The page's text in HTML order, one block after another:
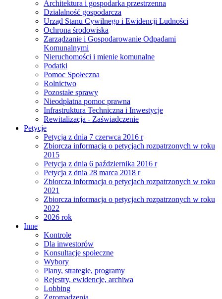
Architektura i gospodarka przestrzenna
Działalność gospodarcza
Urząd Stanu Cywilnego i Ewidencji Ludności
Ochrona środowiska
Zarządzanie i Gospodarowanie Odpadami
Komunalnymi
Nieruchomości i mienie komunalne
Podatki
Pomoc Społeczna
Rolnictwo
Pozostałe sprawy
Nieodpłatna pomoc prawna
Infrastruktura Techniczna i Inwestycje
Rewitalizacja - Zaświadczenie
Petycje
Petycja z dnia 7 czerwca 2016 r
Zbiorcza informacja o petycjach rozpatrzonych w roku
2015
Petycja z dnia 6 października 2016 r
Petycja z dnia 28 marca 2018 r
Zbiorcza informacja o petycjach rozpatrzonych w roku
2021
Zbiorcza informacja o petycjach rozpatrzonych w roku
2022
2026 rok
Inne
Kontrole
Dla inwestorów
Konsultacje społeczne
Wybory
Plany, strategie, programy
Rejestry, ewidencje, archiwa
Lobbing
Zgromadzenia